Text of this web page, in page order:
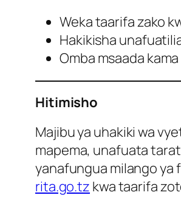
Weka taarifa zako
Hakikisha
Omba msaada
Hitimisho
Majibu ya uhakiki wa
mapema, unafuata
yanafungua milango ya
rita.go.tz kwa taarifa